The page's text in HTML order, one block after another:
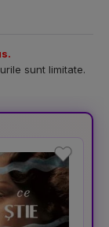
sunt limitate.